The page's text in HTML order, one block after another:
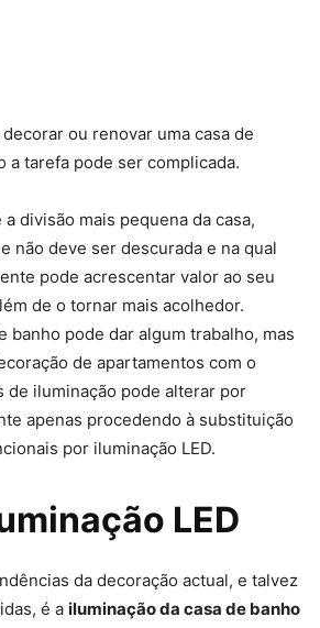
ou renovar uma casa de
a tarefa pode ser complicada.
divisão mais pequena da casa,
não deve ser descurada e na qual
pode acrescentar valor ao seu
de o tornar mais acolhedor.
banho pode dar algum trabalho, mas
de apartamentos com o
de iluminação pode alterar por
apenas procedendo à substituição
por iluminação LED.
LED
da decoração actual, e talvez
é a iluminação da casa de banho